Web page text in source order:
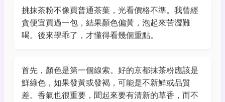
挑抹茶粉不像買普通茶葉，光看價格不準。我曾經
貪便宜買過一包，結果顏色偏黃，泡起來苦澀難
喝。後來學乖了，才懂得看幾個重點。
首先，顏色是第一個線索。好的京都抹茶粉應該是
鮮綠色，如果發黃或發褐，可能是不新鮮或品質
差。香氣也很重要，聞起來要有清新的草香，而不